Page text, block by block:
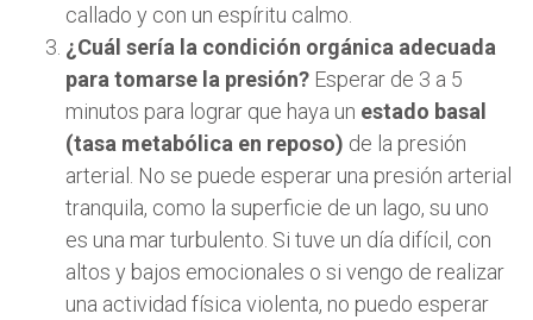
callado y con un espíritu calmo.
¿Cuál sería la condición orgánica adecuada
para tomarse la presión? Esperar de 3 a 5
minutos para lograr que haya un estado basal
(tasa metabólica en reposo) de la presión
arterial. No se puede esperar una presión arterial
tranquila, como la superficie de un lago, su uno
es una mar turbulento. Si tuve un día difícil, con
altos y bajos emocionales o si vengo de realizar
una actividad física violenta, no puedo esperar